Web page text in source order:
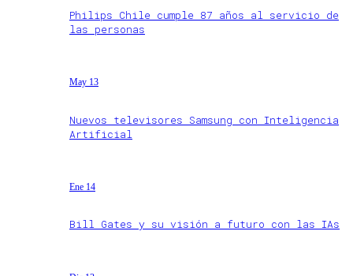
Philips Chile cumple 87 años al servicio de
las personas
May 13
Nuevos televisores Samsung con Inteligencia
Artificial
Ene 14
Bill Gates y su visión a futuro con las IAs